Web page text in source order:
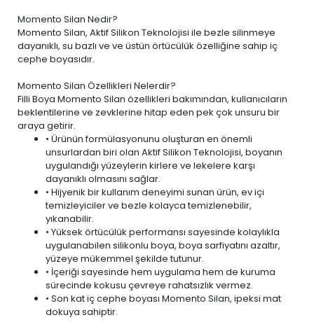
Momento Silan Nedir?
Momento Silan, Aktif Silikon Teknolojisi ile bezle silinmeye
dayanıklı, su bazlı ve ve üstün örtücülük özelliğine sahip iç
cephe boyasıdır.
Momento Silan Özellikleri Nelerdir?
Filli Boya Momento Silan özellikleri bakımından, kullanıcıların
beklentilerine ve zevklerine hitap eden pek çok unsuru bir
araya getirir.
• Ürünün formülasyonunu oluşturan en önemli
unsurlardan biri olan Aktif Silikon Teknolojisi, boyanın
uygulandığı yüzeylerin kirlere ve lekelere karşı
dayanıklı olmasını sağlar.
• Hijyenik bir kullanım deneyimi sunan ürün, ev içi
temizleyiciler ve bezle kolayca temizlenebilir,
yıkanabilir.
• Yüksek örtücülük performansı sayesinde kolaylıkla
uygulanabilen silikonlu boya, boya sarfiyatını azaltır,
yüzeye mükemmel şekilde tutunur.
• İçeriği sayesinde hem uygulama hem de kuruma
sürecinde kokusu çevreye rahatsızlık vermez.
• Son kat iç cephe boyası Momento Silan, ipeksi mat
dokuya sahiptir.